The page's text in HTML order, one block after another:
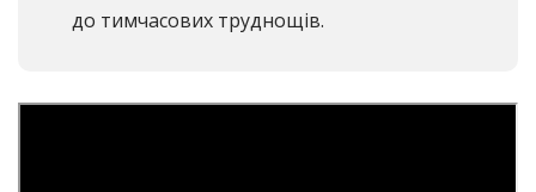
до тимчасових труднощів.